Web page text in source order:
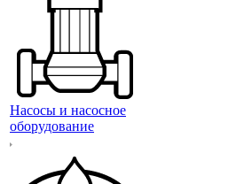
Насосы и насосное
оборудование